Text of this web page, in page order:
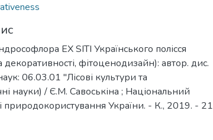
EX SITI Українського полісся
декоративності, фітоценодизайн): автор. дис.
06.03.01 "Лісові культури та
науки) / Є.М. Савоськіна ; Національний
і природокористування України. - К., 2019. - 21